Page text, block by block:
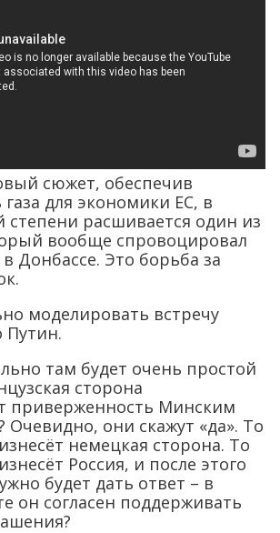
сюжет, обеспечив
газа для экономики ЕС, в
степени расшивается один из
вообще спровоцировал
Донбассе. Это борьба за
моделировать встречу
Путин.
там будет очень простой
сторона
приверженность Минским
Очевидно, они скажут «да». То
немецкая сторона. То
Россия, и после этого
будет дать ответ – в
он согласен поддерживать